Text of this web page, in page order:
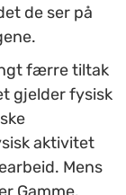
de ser på
færre tiltak
gjelder fysisk
aktivitet
Mens